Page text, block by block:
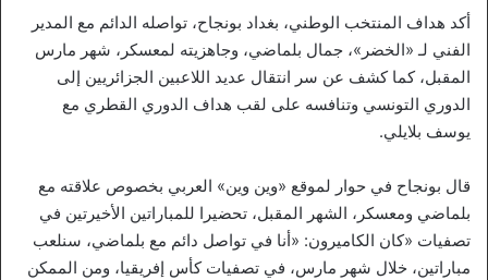
أكد هداف المنتخب الوطني، بغداد بونجاح، تواصله الدائم مع المدير
الفني لـ «الخضر»، جمال بلماضي، وجاهزيته لمعسكر، شهر مارس
المقبل، كما كشف عن سر انتقال عديد اللاعبين الجزائريين إلى
الدوري التونسي وتنافسه على لقب هداف الدوري القطري مع
يوسف بلايلي.
قال بونجاح في حوار لموقع «وين وين» العربي بخصوص علاقته مع
بلماضي ومعسكر، الشهر المقبل، تحضيرا للمباراتين الأخيرتين في
تصفيات «كان الكاميرون: «أنا في تواصل دائم مع بلماضي، سنلعب
مباراتين، خلال شهر مارس، في تصفيات كأس إفريقيا، ومن الممكن